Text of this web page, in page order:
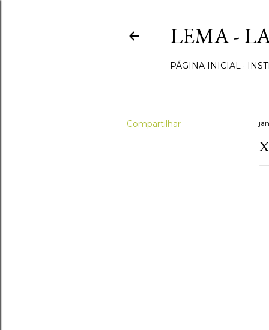
LEMA -
PÁGINA INICIAL
Compartilhar